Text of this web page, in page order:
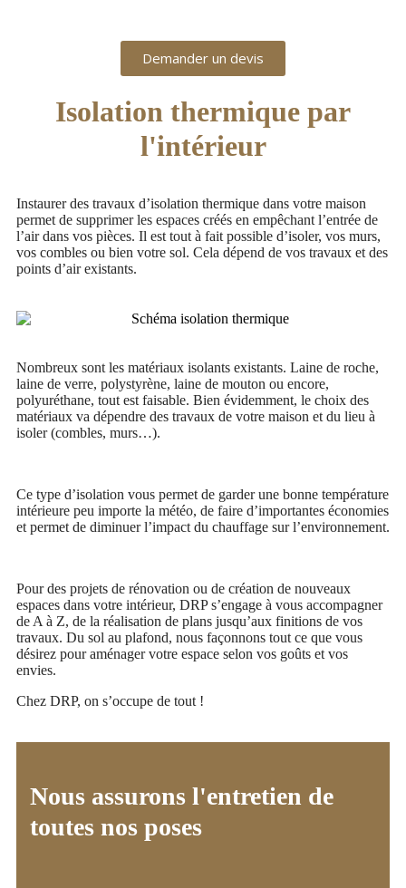
Demander un devis
Isolation thermique par
l'intérieur
Instaurer des travaux d’isolation thermique dans votre maison
permet de supprimer les espaces créés en empêchant l’entrée de
l’air dans vos pièces. Il est tout à fait possible d’isoler, vos murs,
vos combles ou bien votre sol. Cela dépend de vos travaux et des
points d’air existants.
Nombreux sont les matériaux isolants existants. Laine de roche,
laine de verre, polystyrène, laine de mouton ou encore,
polyuréthane, tout est faisable. Bien évidemment, le choix des
matériaux va dépendre des travaux de votre maison et du lieu à
isoler (combles, murs…).
Ce type d’isolation vous permet de garder une bonne température
intérieure peu importe la météo, de faire d’importantes économies
et permet de diminuer l’impact du chauffage sur l’environnement.
Pour des projets de rénovation ou de création de nouveaux
espaces dans votre intérieur, DRP s’engage à vous accompagner
de A à Z, de la réalisation de plans jusqu’aux finitions de vos
travaux. Du sol au plafond, nous façonnons tout ce que vous
désirez pour aménager votre espace selon vos goûts et vos
envies.
Chez DRP, on s’occupe de tout !
Nous assurons l'entretien de
toutes nos poses